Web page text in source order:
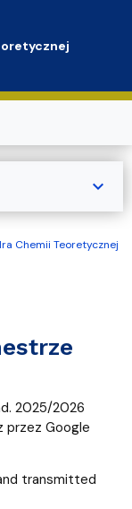
Chemii Teoretycznej
2025/2026
przez Google
transmitted
expand_more